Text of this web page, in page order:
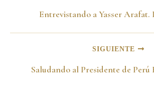
Entrevistando a Yasser Arafat.
SIGUIENTE